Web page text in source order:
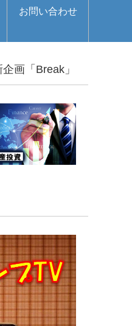
お問い合わせ
画「Break」